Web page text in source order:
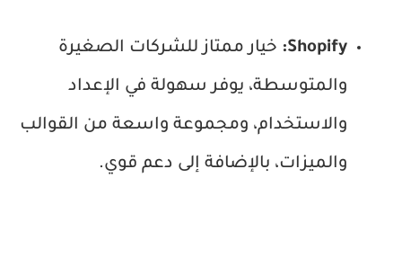
Shopify: خيار ممتاز للشركات الصغيرة
والمتوسطة، يوفر سهولة في الإعداد
والاستخدام، ومجموعة واسعة من القوالب
والميزات، بالإضافة إلى دعم قوي.